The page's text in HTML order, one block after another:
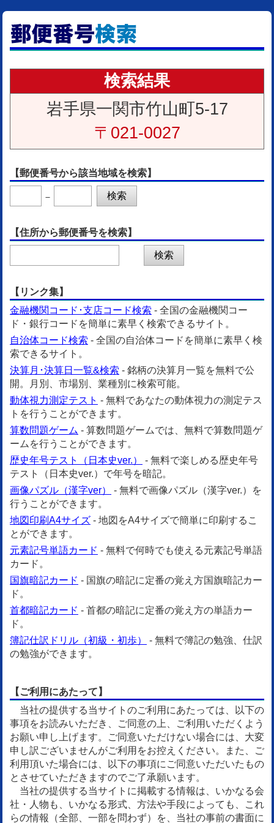
検索結果
岩手県一関市竹山町5-17
〒021-0027
【郵便番号から該当地域を検索】
－
【住所から郵便番号を検索】
【リンク集】
金融機関コード･支店コード検索 - 全国の金融機関コー
ド・銀行コードを簡単に素早く検索できるサイト。
自治体コード検索 - 全国の自治体コードを簡単に素早く検
索できるサイト。
決算月･決算日一覧&検索 - 銘柄の決算月一覧を無料で公
開。月別、市場別、業種別に検索可能。
動体視力測定テスト - 無料であなたの動体視力の測定テス
トを行うことができます。
算数問題ゲーム - 算数問題ゲームでは、無料で算数問題ゲ
ームを行うことができます。
歴史年号テスト（日本史ver.）
- 無料で楽しめる歴史年号
テスト（日本史ver.）で年号を暗記。
画像パズル（漢字ver）
- 無料で画像パズル（漢字ver.）を
行うことができます。
地図印刷A4サイズ - 地図をA4サイズで簡単に印刷するこ
とができます。
元素記号単語カード - 無料で何時でも使える元素記号単語
カード。
国旗暗記カード - 国旗の暗記に定番の覚え方国旗暗記カー
ド。
首都暗記カード - 首都の暗記に定番の覚え方の単語カー
ド。
簿記仕訳ドリル（初級・初歩）
- 無料で簿記の勉強、仕訳
の勉強ができます。
【ご利用にあたって】
当社の提供する当サイトのご利用にあたっては、以下の
事項をお読みいただき、ご同意の上、ご利用いただくよう
お願い申し上げます。ご同意いただけない場合には、大変
申し訳ございませんがご利用をお控えください。また、ご
利用頂いた場合には、以下の事項にご同意いただいたもの
とさせていただきますのでご了承願います。
当社の提供する当サイトに掲載する情報は、いかなる会
社・人物も、いかなる形式、方法や手段によっても、これ
らの情報（全部、一部を問わず）を、当社の事前の書面に